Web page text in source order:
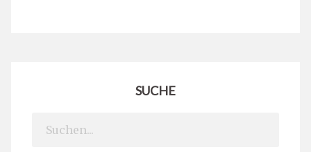
SUCHE
Search